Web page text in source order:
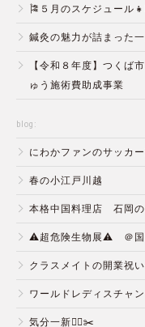
🎏５月のスケジュール
鍼灸の魅力が詰まった
【令和８年度】つくば
ゅう施術費助成事業
blog:
にわかファンのサッカ
春の小江戸川越
本格中国料理店 石岡の
⚠️超危険生物展⚠️ ＠国
クラスメイトの開業祝
ワールドレディスチャ
気分一新💇‍♂️✂️